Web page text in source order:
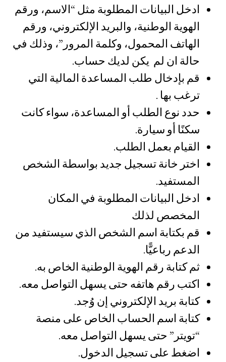
ادخل البيانات المطلوبة مثل “الاسم، ورقم
الهوية الوطنية، والبريد الإلكتروني، ورقم
الهاتف المحمول، وكلمة المرور”، وذلك في
حالة ان لم يكن لديك حساب.
قم بإدخال طلب المساعدة المالية التي
ترغب بها .
حدد نوع الطلب أو المساعدة، سواء كانت
سكنًا أو سيارة.
القيام بعمل الطلب.
اختر خانة تسجيل جديد بواسطة الشخص
المستفيد.
ادخل البيانات المطلوبة في المكان
المخصص لذلك
قم بكتابة اسم الشخص الذي سيستفيد من
الدعم رباعيًّا.
ثم كتابة رقم الهوية الوطنية الخاص به.
اكتب رقم هاتفه حتى يسهل التواصل معه.
كتابة بريد الإلكتروني إن وُجد.
كتابة اسم الحساب الخاص على منصة
“تويتر” حتى يسهل التواصل معه.
اضغط على تسجيل الدخول.